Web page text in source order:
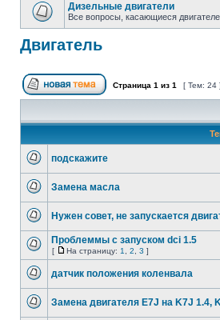
Дизельные двигатели
Все вопросы, касающиеся
Двигатель
Страница 1 из 1 [ Тем: 24 ]
подскажите
Замена масла
Нужен совет, не запускается
Проблеммы с запуском dci 1.5
[ На страницу: 1 2 3 ]
датчик положения коленвала
Замена двигателя Е7J на K7J 1.4,